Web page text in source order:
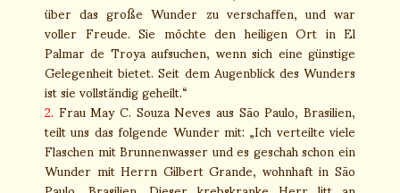
über das große Wunder zu verschaffen, und war
voller Freude. Sie möchte den heiligen Ort in El
Palmar de Troya aufsuchen, wenn sich eine günstige
Gelegenheit bietet. Seit dem Augenblick des Wunders
ist sie vollständig geheilt.“
2.Frau May C. Souza Neves aus São Paulo, Brasilien,
teilt uns das folgende Wunder mit: „Ich verteilte viele
Flaschen mit Brunnenwasser und es geschah schon ein
Wunder mit Herrn Gilbert Grande, wohnhaft in São